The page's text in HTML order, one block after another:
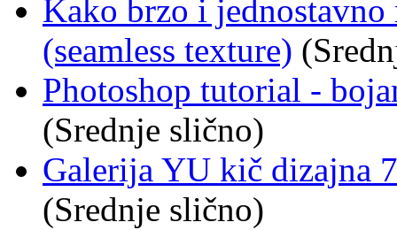
Kako brzo i
(seamless texture)
Photoshop tutorial -
(Srednje slično)
Galerija YU kič dizajna
(Srednje slično)